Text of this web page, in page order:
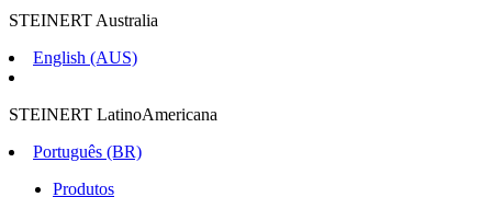
STEINERT Australia
English (AUS)
STEINERT LatinoAmericana
Português (BR)
Produtos